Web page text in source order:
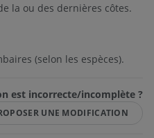
la ou des dernières côtes.
(selon les espèces).
est incorrecte/incomplète ?
UNE MODIFICATION